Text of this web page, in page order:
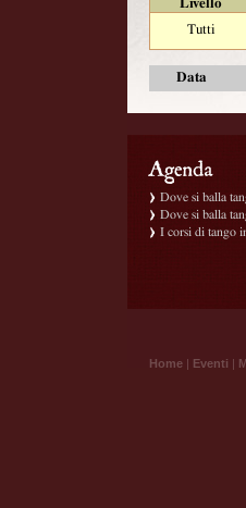
Livello
Tutti
Data
Dove si balla
Dove si balla
I corsi di tango
Home | Eventi |